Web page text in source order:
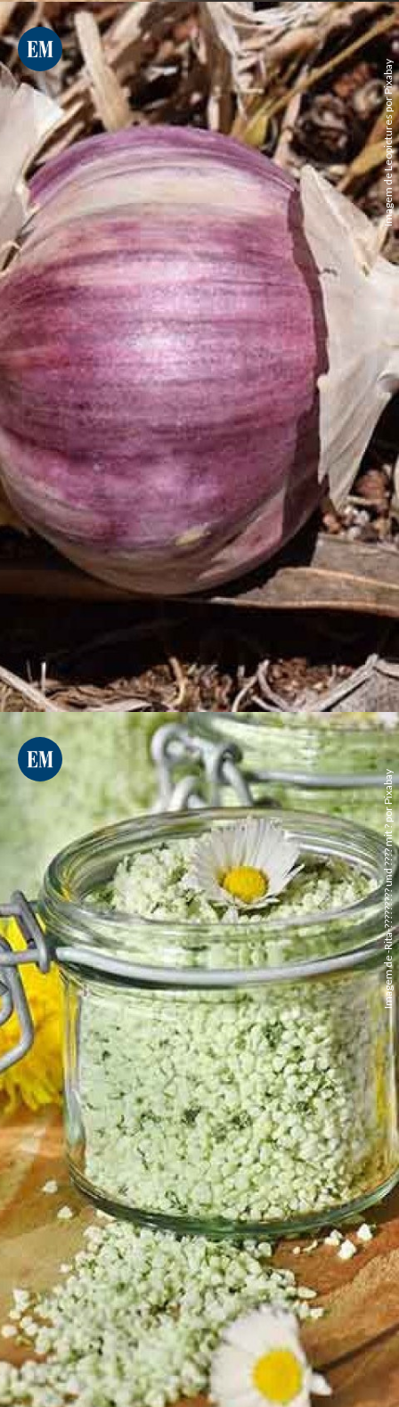
Imagem de Leopictures por Pixabay
Imagem de -Rita-????????? und ???? mit ? por Pixabay